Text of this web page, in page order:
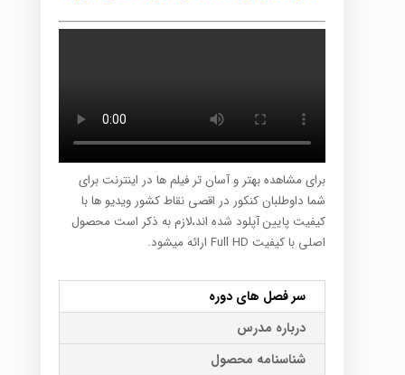
برای مشاهده بهتر و آسان تر فیلم ها در اینترنت برای
شما داوطلبان کنکور در اقصی نقاط کشور ویدیو ها با
کیفیت پایین آپلود شده اند،لازم به ذکر است محصول
اصلی با کیفیت Full HD ارائه میشود.
سر فصل های دوره
درباره مدرس
شناسنامه محصول